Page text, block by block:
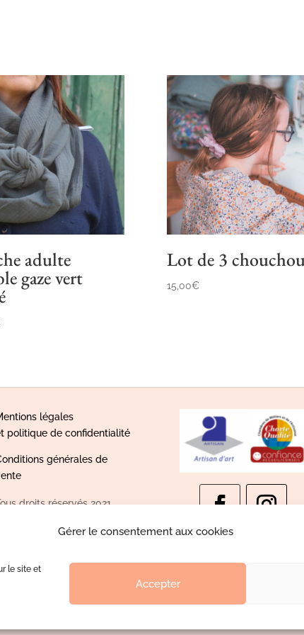
Gérer le consentement aux cookies
le site et
Accepter
adulte
gaze vert
Lot de 3
15,00€
légales
politique de confidentialité
générales de
droits réservés 2021
et Justine Faiderbe
web écologique